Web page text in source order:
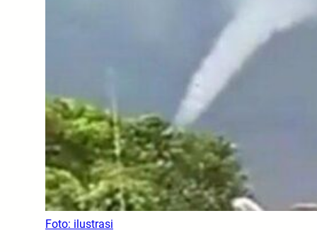
Foto: ilustrasi